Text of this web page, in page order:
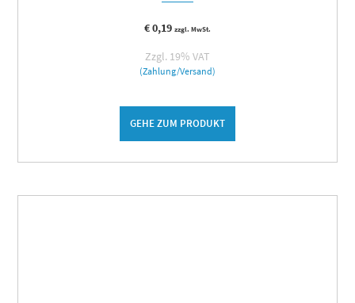
€0,19 zzgl. MwSt.
Zzgl. 19% VAT
(Zahlung/Versand)
GEHE ZUM PRODUKT